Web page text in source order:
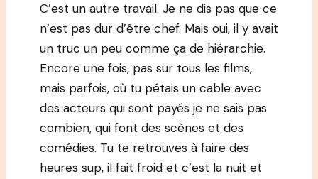
C’est un autre travail. Je ne dis pas que ce
n’est pas dur d’être chef. Mais oui, il y avait
un truc un peu comme ça de hiérarchie.
Encore une fois, pas sur tous les films,
mais parfois, où tu pétais un cable avec
des acteurs qui sont payés je ne sais pas
combien, qui font des scènes et des
comédies. Tu te retrouves à faire des
heures sup, il fait froid et c’est la nuit et